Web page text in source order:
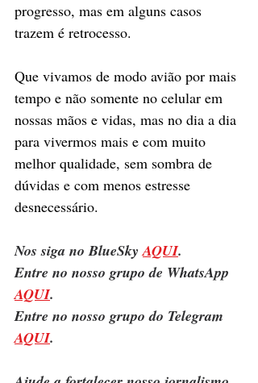
progresso, mas em alguns casos
trazem é retrocesso.
Que vivamos de modo avião por mais
tempo e não somente no celular em
nossas mãos e vidas, mas no dia a dia
para vivermos mais e com muito
melhor qualidade, sem sombra de
dúvidas e com menos estresse
desnecessário.
Nos siga no BlueSky AQUI.
Entre no nosso grupo de WhatsApp
AQUI.
Entre no nosso grupo do Telegram
AQUI.